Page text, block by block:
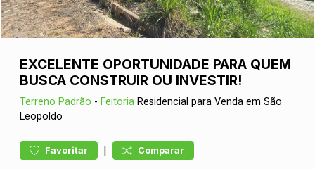
EXCELENTE OPORTUNIDADE PARA QUEM
BUSCA CONSTRUIR OU INVESTIR!
Terreno Padrão - Feitoria Residencial para Venda em São
Leopoldo
Favoritar | Comparar